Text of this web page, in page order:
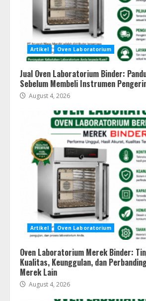
Artikel Oven Laboratorium
Jual Oven Laboratorium Binder:
Sebelum Membeli Instrumen
August 4, 2026
Artikel Oven Laboratorium
Oven Laboratorium Merek Binder:
Kualitas, Keunggulan, dan
Merek Lain
August 4, 2026